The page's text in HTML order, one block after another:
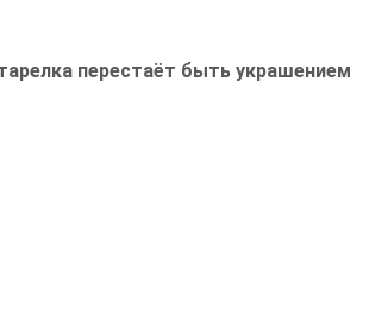
перестаёт быть украшением